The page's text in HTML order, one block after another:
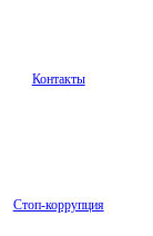
Контакты
Стоп-коррупция